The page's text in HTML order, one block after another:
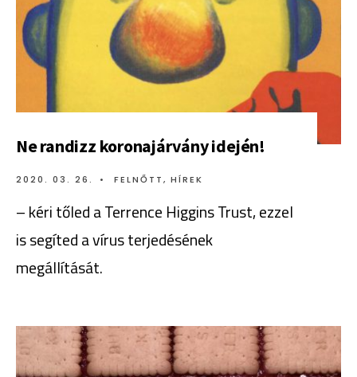
Ne randizz koronajárvány idején!
2020. 03. 26. • FELNŐTT, HÍREK
– kéri tőled a Terrence Higgins Trust, ezzel
is segíted a vírus terjedésének
megállítását.